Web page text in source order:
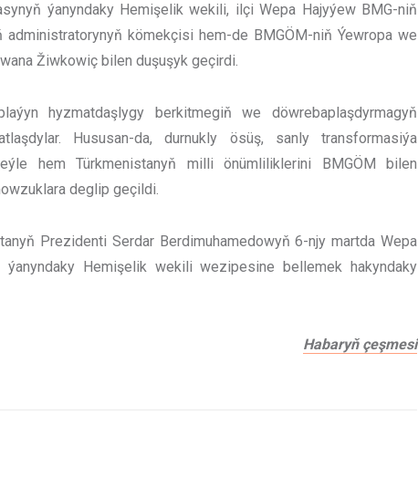
ýanyndaky Hemişelik wekili, ilçi Wepa Hajyýew BMG-niň
administratorynyň kömekçisi hem-de BMGÖM-niň Ýewropa we
Žiwkowiç bilen duşuşyk geçirdi.
hyzmatdaşlygy berkitmegiň we döwrebaplaşdyrmagyň
Hususan-da, durnukly ösüş, sanly transformasiýa
hem Türkmenistanyň milli önümliliklerini BMGÖM bilen
deglip geçildi.
Prezidenti Serdar Berdimuhamedowyň 6-njy martda Wepa
ýanyndaky Hemişelik wekili wezipesine bellemek hakyndaky
Habaryň çeşmesi